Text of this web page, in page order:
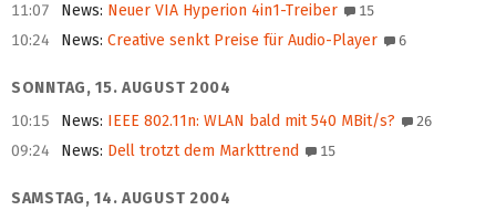
11:07 News: Neuer VIA Hyperion 4in1-Treiber 15
10:24 News: Creative senkt Preise für Audio-Player 6
SONNTAG, 15. AUGUST 2004
10:15
News: IEEE 802.11n: WLAN bald mit 540 MBit/s? 26
09:24 News: Dell trotzt dem Markttrend 15
SAMSTAG, 14. AUGUST 2004